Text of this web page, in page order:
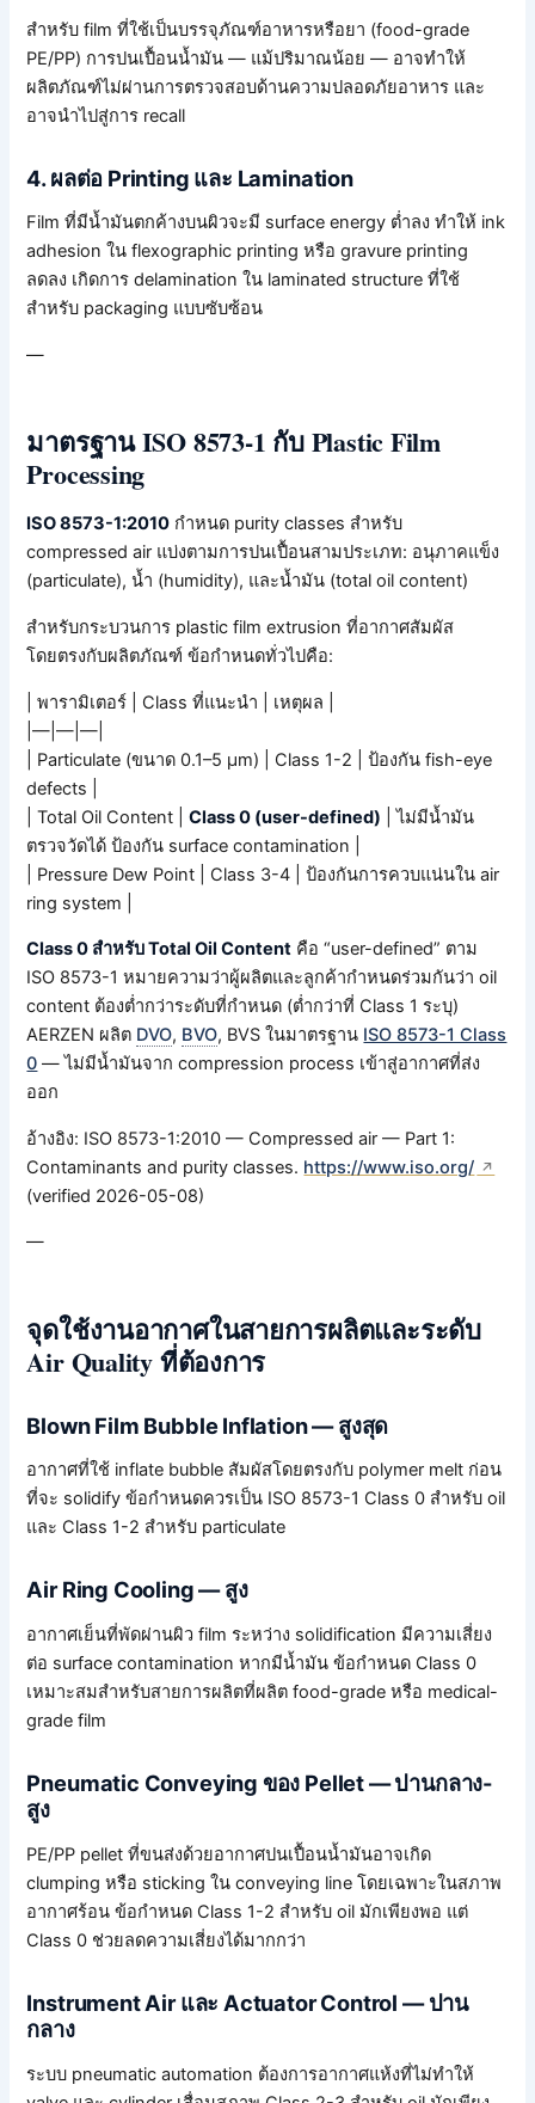
สำหรับ film ที่ใช้เป็นบรรจุภัณฑ์อาหารหรือยา (food-grade
PE/PP) การปนเปื้อนน้ำมัน — แม้ปริมาณน้อย — อาจทำให้
ผลิตภัณฑ์ไม่ผ่านการตรวจสอบด้านความปลอดภัยอาหาร และ
อาจนำไปสู่การ recall
4. ผลต่อ Printing และ Lamination
Film ที่มีน้ำมันตกค้างบนผิวจะมี surface energy ต่ำลง ทำให้ ink
adhesion ใน flexographic printing หรือ gravure printing
ลดลง เกิดการ delamination ใน laminated structure ที่ใช้
สำหรับ packaging แบบซับซ้อน
—
มาตรฐาน ISO 8573-1 กับ Plastic Film
Processing
ISO 8573-1:2010 กำหนด purity classes สำหรับ
compressed air แบ่งตามการปนเปื้อนสามประเภท: อนุภาคแข็ง
(particulate), น้ำ (humidity), และน้ำมัน (total oil content)
สำหรับกระบวนการ plastic film extrusion ที่อากาศสัมผัส
โดยตรงกับผลิตภัณฑ์ ข้อกำหนดทั่วไปคือ:
| พารามิเตอร์ | Class ที่แนะนำ | เหตุผล |
|—|—|—|
| Particulate (ขนาด 0.1–5 µm) | Class 1-2 | ป้องกัน fish-eye
defects |
| Total Oil Content |Class 0 (user-defined) | ไม่มีน้ำมัน
ตรวจวัดได้ ป้องกัน surface contamination |
| Pressure Dew Point | Class 3-4 | ป้องกันการควบแน่นใน air
ring system |
Class 0 สำหรับ Total Oil Content คือ “user-defined” ตาม
ISO 8573-1 หมายความว่าผู้ผลิตและลูกค้ากำหนดร่วมกันว่า oil
content ต้องต่ำกว่าระดับที่กำหนด (ต่ำกว่าที่ Class 1 ระบุ)
AERZEN ผลิต DVO, BVO, BVS ในมาตรฐาน ISO 8573-1 Class
0 — ไม่มีน้ำมันจาก compression process เข้าสู่อากาศที่ส่ง
ออก
อ้างอิง: ISO 8573-1:2010 — Compressed air — Part 1:
Contaminants and purity classes. https://www.iso.org/
(verified 2026-05-08)
—
จุดใช้งานอากาศในสายการผลิตและระดับ
Air Quality ที่ต้องการ
Blown Film Bubble Inflation — สูงสุด
อากาศที่ใช้ inflate bubble สัมผัสโดยตรงกับ polymer melt ก่อน
ที่จะ solidify ข้อกำหนดควรเป็น ISO 8573-1 Class 0 สำหรับ oil
และ Class 1-2 สำหรับ particulate
Air Ring Cooling — สูง
อากาศเย็นที่พัดผ่านผิว film ระหว่าง solidification มีความเสี่ยง
ต่อ surface contamination หากมีน้ำมัน ข้อกำหนด Class 0
เหมาะสมสำหรับสายการผลิตที่ผลิต food-grade หรือ medical-
grade film
Pneumatic Conveying ของ Pellet — ปานกลาง-
สูง
PE/PP pellet ที่ขนส่งด้วยอากาศปนเปื้อนน้ำมันอาจเกิด
clumping หรือ sticking ใน conveying line โดยเฉพาะในสภาพ
อากาศร้อน ข้อกำหนด Class 1-2 สำหรับ oil มักเพียงพอ แต่
Class 0 ช่วยลดความเสี่ยงได้มากกว่า
Instrument Air และ Actuator Control — ปาน
กลาง
ระบบ pneumatic automation ต้องการอากาศแห้งที่ไม่ทำให้